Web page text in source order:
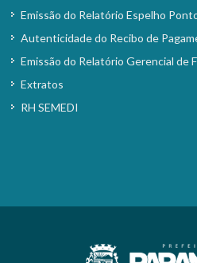
Emissão do Relatório Espelho
Autenticidade do Recibo de
Emissão do Relatório Gerencial de
Extratos
RH SEMEDI